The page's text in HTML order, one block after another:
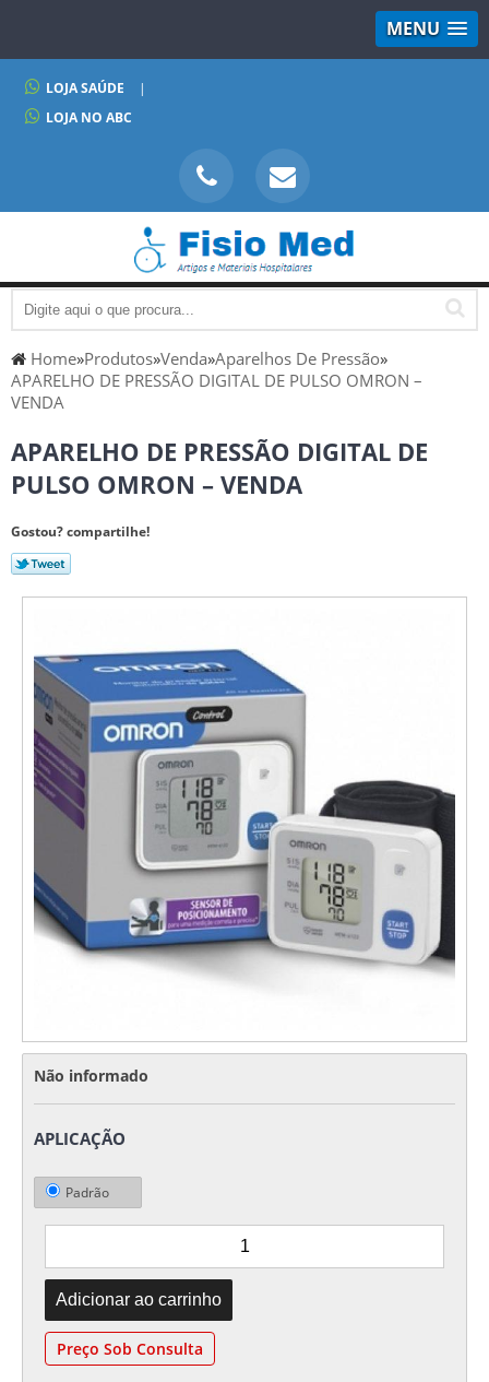
MENU
LOJA SAÚDE
|
LOJA NO ABC
Home»Produtos»Venda»Aparelhos De Pressão»
APARELHO DE PRESSÃO DIGITAL DE PULSO OMRON –
VENDA
APARELHO DE PRESSÃO DIGITAL DE
PULSO OMRON – VENDA
Gostou? compartilhe!
Não informado
APLICAÇÃO
Padrão
Preço Sob Consulta